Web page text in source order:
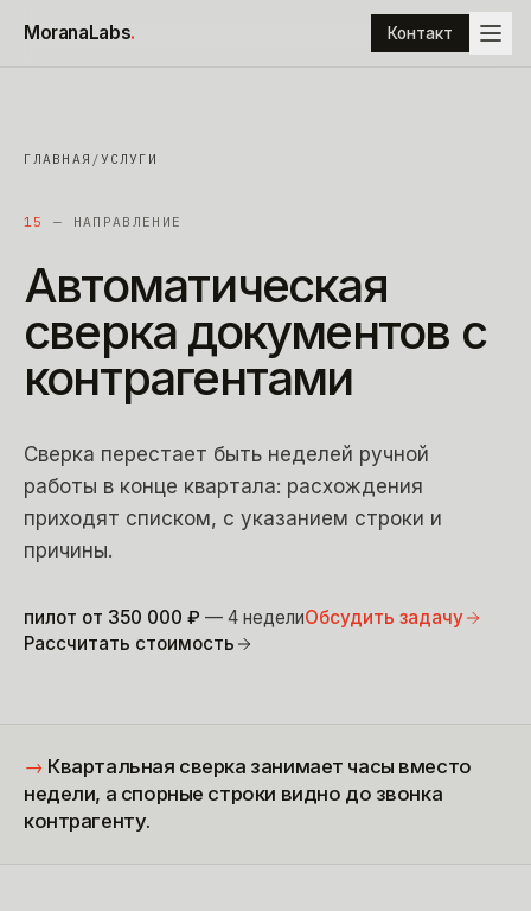
MoranaLabs. Контакт
ГЛАВНАЯ /УСЛУГИ
15 — НАПРАВЛЕНИЕ
Автоматическая
сверка документов с
контрагентами
Сверка перестает быть неделей ручной
работы в конце квартала: расхождения
приходят списком, с указанием строки и
причины.
пилот от 350 000 ₽ — 4 неделиОбсудить задачу
Рассчитать стоимость
→ Квартальная сверка занимает часы вместо
недели, а спорные строки видно до звонка
контрагенту.